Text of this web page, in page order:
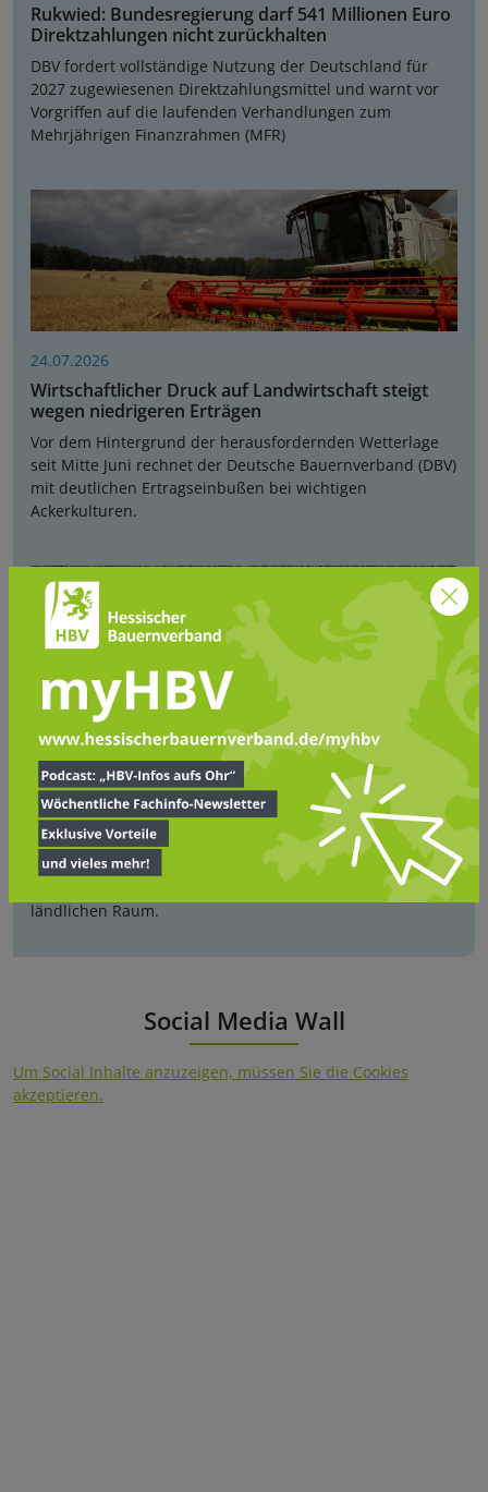
Rukwied: Bundesregierung darf 541 Millionen Euro
Direktzahlungen nicht zurückhalten
DBV fordert vollständige Nutzung der Deutschland für
2027 zugewiesenen Direktzahlungsmittel und warnt vor
Vorgriffen auf die laufenden Verhandlungen zum
Mehrjährigen Finanzrahmen (MFR)
24.07.2026
Wirtschaftlicher Druck auf Landwirtschaft steigt
wegen niedrigeren Erträgen
Vor dem Hintergrund der herausfordernden Wetterlage
seit Mitte Juni rechnet der Deutsche Bauernverband (DBV)
mit deutlichen Ertragseinbußen bei wichtigen
Ackerkulturen.
21.07.2026
„Natürliche-Infrastruktur-Gesetz“ gefährdet
Zukunft der deutschen Landwirtschaft
Das „Natürliche-Infrastruktur-Gesetz“ und der Nationale
Wiederherstellungsplan bieten keine Grundlage für ein
ausgewogenes Verhältnis zwischen Naturschutz,
Ernährungssicherung und wirtschaftlicher Entwicklung im
ländlichen Raum.
Social Media Wall
Um Social Inhalte anzuzeigen, müssen Sie die Cookies
akzeptieren.